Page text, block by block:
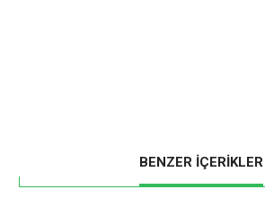
BENZER İÇERİKLER